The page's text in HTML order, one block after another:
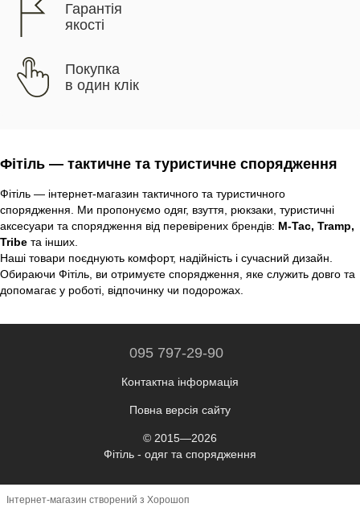
Гарантія
якості
Покупка
в один клік
Фітіль — тактичне та туристичне спорядження
Фітіль — інтернет-магазин тактичного та туристичного
спорядження. Ми пропонуємо одяг, взуття, рюкзаки, туристичні
аксесуари та спорядження від перевірених брендів: M-Tac, Tramp,
Tribe та інших.
Наші товари поєднують комфорт, надійність і сучасний дизайн.
Обираючи Фітіль, ви отримуєте спорядження, яке служить довго та
допомагає у роботі, відпочинку чи подорожах.
095 797-29-90
Контактна інформація
Повна версія сайту
© 2015—2026
Фітіль - одяг та спорядження
Інтернет-магазин створений з Хорошоп